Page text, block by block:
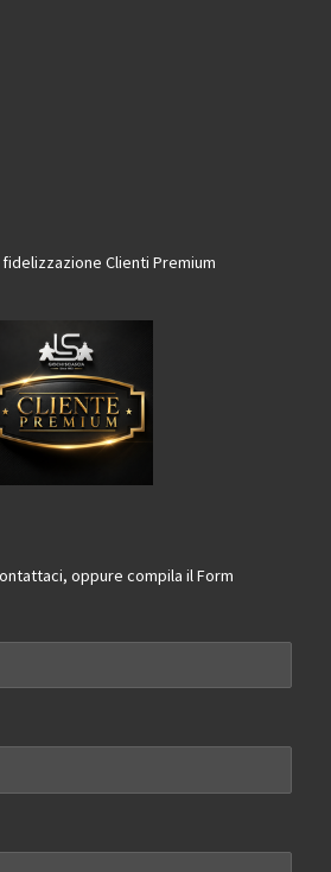
Clienti Premium
oppure compila il Form